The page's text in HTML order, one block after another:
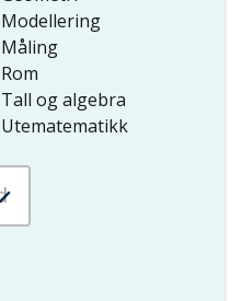
Modellering
Måling
Rom
Tall og algebra
Utematematikk